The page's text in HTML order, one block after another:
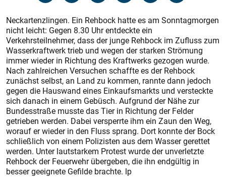
Neckartenzlingen. Ein Rehbock hatte es am Sonntagmorgen
nicht leicht: Gegen 8.30 Uhr entdeckte ein
Verkehrsteilnehmer, dass der junge Rehbock im Zufluss zum
Wasserkraftwerk trieb und wegen der starken Strömung
immer wieder in Richtung des Kraftwerks gezogen wurde.
Nach zahlreichen Versuchen schaffte es der Rehbock
zunächst selbst, an Land zu kommen, rannte dann jedoch
gegen die Hauswand eines Einkaufsmarkts und versteckte
sich danach in einem Gebüsch. Aufgrund der Nähe zur
Bundesstraße musste das Tier in Richtung der Felder
getrieben werden. Dabei versperrte ihm ein Zaun den Weg,
worauf er wieder in den Fluss sprang. Dort konnte der Bock
schließlich von einem Polizisten aus dem Wasser gerettet
werden. Unter lautstarkem Protest wurde der unverletzte
Rehbock der Feuerwehr übergeben, die ihn endgültig in
besser geeignete ­Gefilde brachte. lp